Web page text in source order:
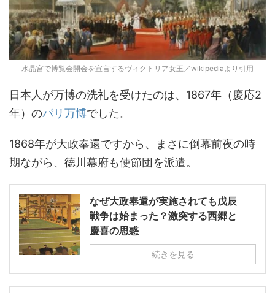
水晶宮で博覧会開会を宣言するヴィクトリア女王／wikipediaより引用
日本人が万博の洗礼を受けたのは、1867年（慶応2
年）のパリ万博でした。
1868年が大政奉還ですから、まさに倒幕前夜の時
期ながら、徳川幕府も使節団を派遣。
なぜ大政奉還が実施されても戊辰
戦争は始まった？激突する西郷と
慶喜の思惑
続きを見る